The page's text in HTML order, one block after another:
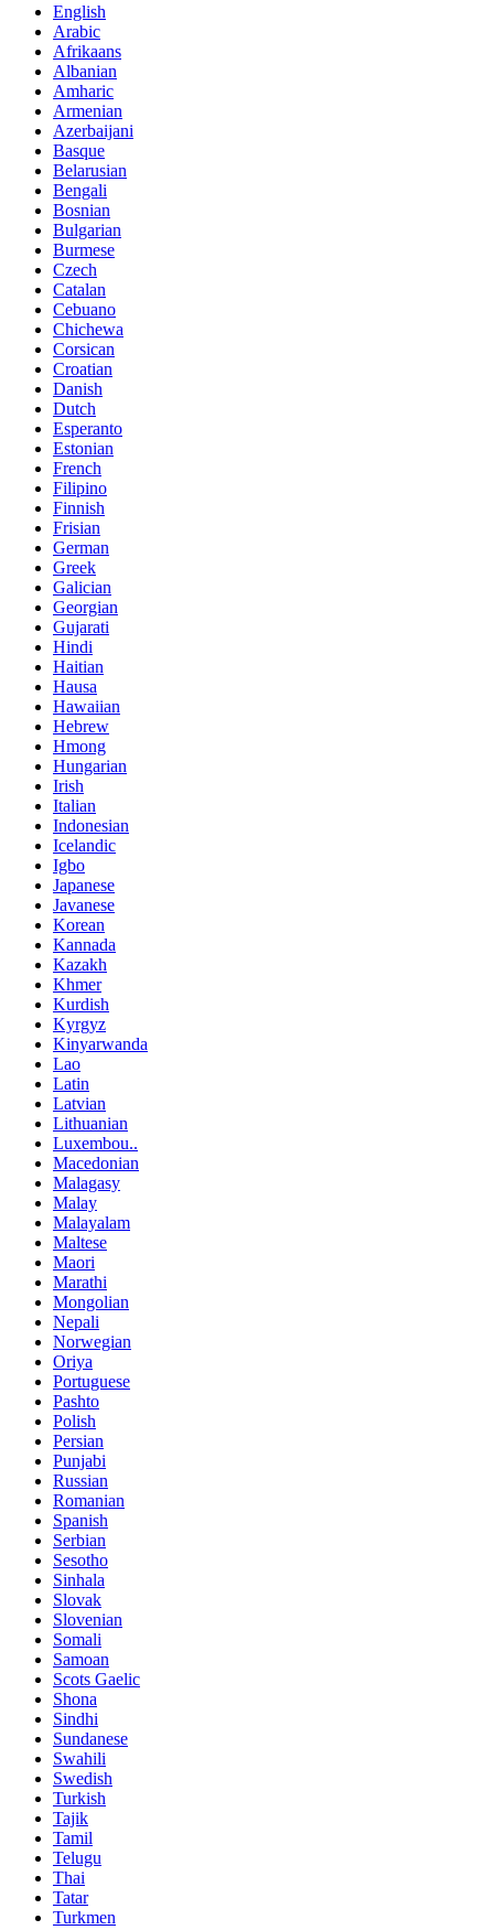
English
Arabic
Afrikaans
Albanian
Amharic
Armenian
Azerbaijani
Basque
Belarusian
Bengali
Bosnian
Bulgarian
Burmese
Czech
Catalan
Cebuano
Chichewa
Corsican
Croatian
Danish
Dutch
Esperanto
Estonian
French
Filipino
Finnish
Frisian
German
Greek
Galician
Georgian
Gujarati
Hindi
Haitian
Hausa
Hawaiian
Hebrew
Hmong
Hungarian
Irish
Italian
Indonesian
Icelandic
Igbo
Japanese
Javanese
Korean
Kannada
Kazakh
Khmer
Kurdish
Kyrgyz
Kinyarwanda
Lao
Latin
Latvian
Lithuanian
Luxembou..
Macedonian
Malagasy
Malay
Malayalam
Maltese
Maori
Marathi
Mongolian
Nepali
Norwegian
Oriya
Portuguese
Pashto
Polish
Persian
Punjabi
Russian
Romanian
Spanish
Serbian
Sesotho
Sinhala
Slovak
Slovenian
Somali
Samoan
Scots Gaelic
Shona
Sindhi
Sundanese
Swahili
Swedish
Turkish
Tajik
Tamil
Telugu
Thai
Tatar
Turkmen